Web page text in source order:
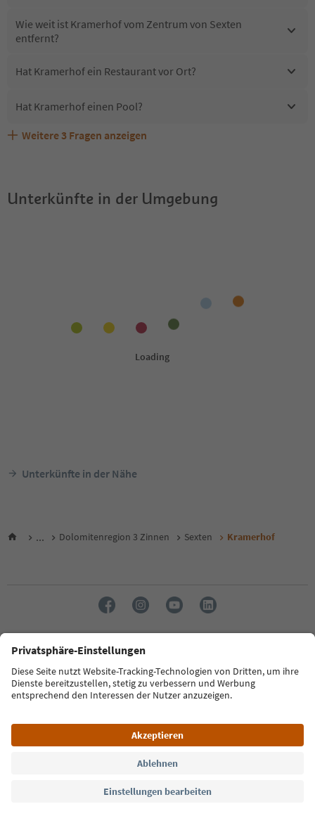
Wie weit ist Kramerhof vom Zentrum von Sexten
entfernt?
Hat Kramerhof ein Restaurant vor Ort?
Hat Kramerhof einen Pool?
Sind Haustiere in der Unterkunft Kramerhof erlaubt?
Welche Services bietet Kramerhof?
Erhalten die Gäste von Kramerhof einen Südtirol
Weitere 3 Fragen anzeigen
Unterkünfte in der Umgebung
Unterkünfte in der Nähe
... Dolomitenregion 3 Zinnen Sexten Kramerhof
Sprache: Deutsch
FAQ Kontakt Presse MICE Datenschutzerklärung
Zugänglichkeitserklärung